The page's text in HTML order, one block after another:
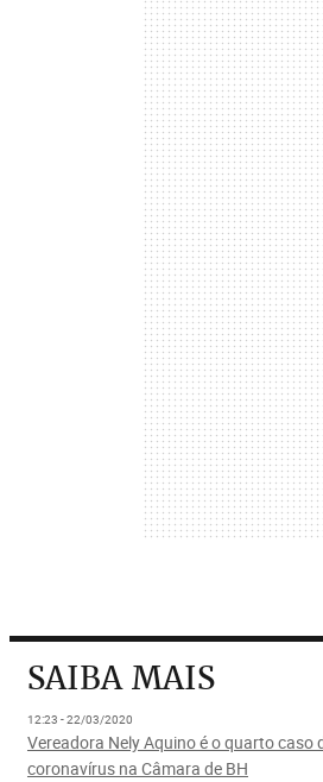
SAIBA MAIS
12:23 - 22/03/2020
Vereadora Nely Aquino é o quarto caso
coronavírus na Câmara de BH